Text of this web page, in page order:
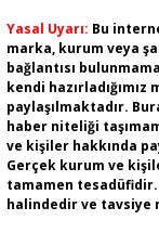
Yasal Uyarı: Bu
marka, kurum veya
bağlantısı
kendi hazırladığımız
paylaşılmaktadır.
haber niteliği
ve kişiler hakkında
Gerçek kurum ve
tamamen
halindedir ve tavsiye